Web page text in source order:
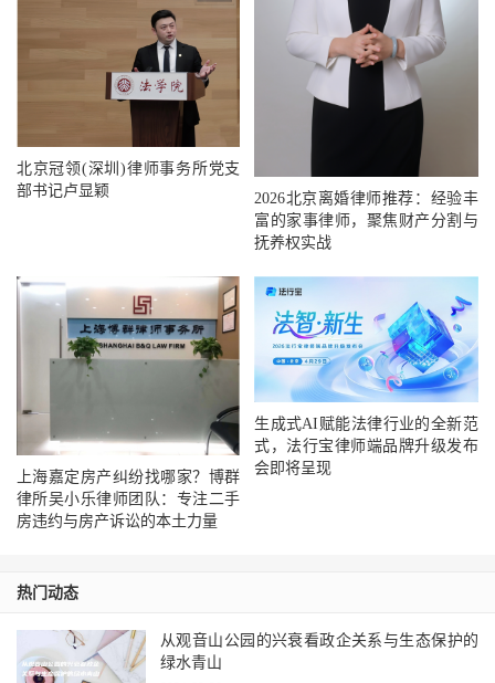
北京冠领(深圳)律师事务所党支
部书记卢显颖
2026北京离婚律师推荐：经验丰
富的家事律师，聚焦财产分割与
抚养权实战
上海嘉定房产纠纷找哪家？博群
律所吴小乐律师团队：专注二手
房违约与房产诉讼的本土力量
生成式AI赋能法律行业的全新范
式，法行宝律师端品牌升级发布
会即将呈现
热门动态
从观音山公园的兴衰看政企关系与生态保护的
绿水青山